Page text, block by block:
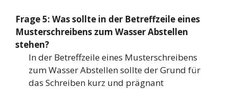
Frage 5: Was sollte in der Betreffzeile eines
Musterschreibens zum Wasser Abstellen
stehen?
In der Betreffzeile eines Musterschreibens
zum Wasser Abstellen sollte der Grund für
das Schreiben kurz und prägnant